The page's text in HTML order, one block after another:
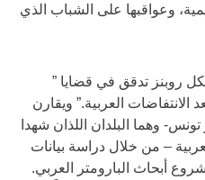
وعواقبها على الشباب الذي
روبنز تدقق في قضايا ”
الانتفاضات العربية.” ويقارن
وهما البلدان اللذان شهدا
– من خلال دراسة بيانات
أبحاث البارومتر العربي.